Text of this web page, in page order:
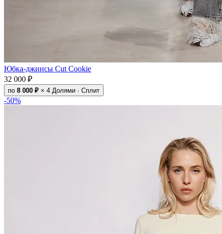
Юбка-джинсы Cut Cookie
32 000 ₽
по 8 000 ₽ × 4 Долями · Сплит
-50%